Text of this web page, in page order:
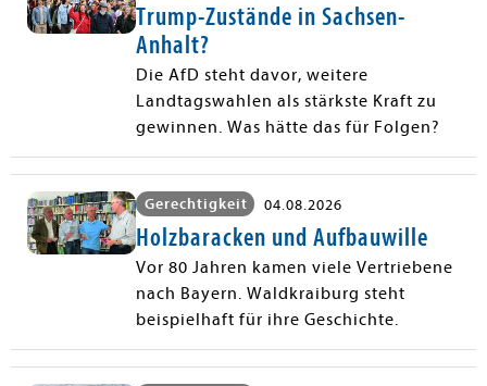
Trump-Zustände in Sachsen-
Anhalt?
Die AfD steht davor, weitere
Landtagswahlen als stärkste Kraft zu
gewinnen. Was hätte das für Folgen?
Gerechtigkeit 04.08.2026
Holzbaracken und Aufbauwille
Vor 80 Jahren kamen viele Vertriebene
nach Bayern. Waldkraiburg steht
beispielhaft für ihre Geschichte.